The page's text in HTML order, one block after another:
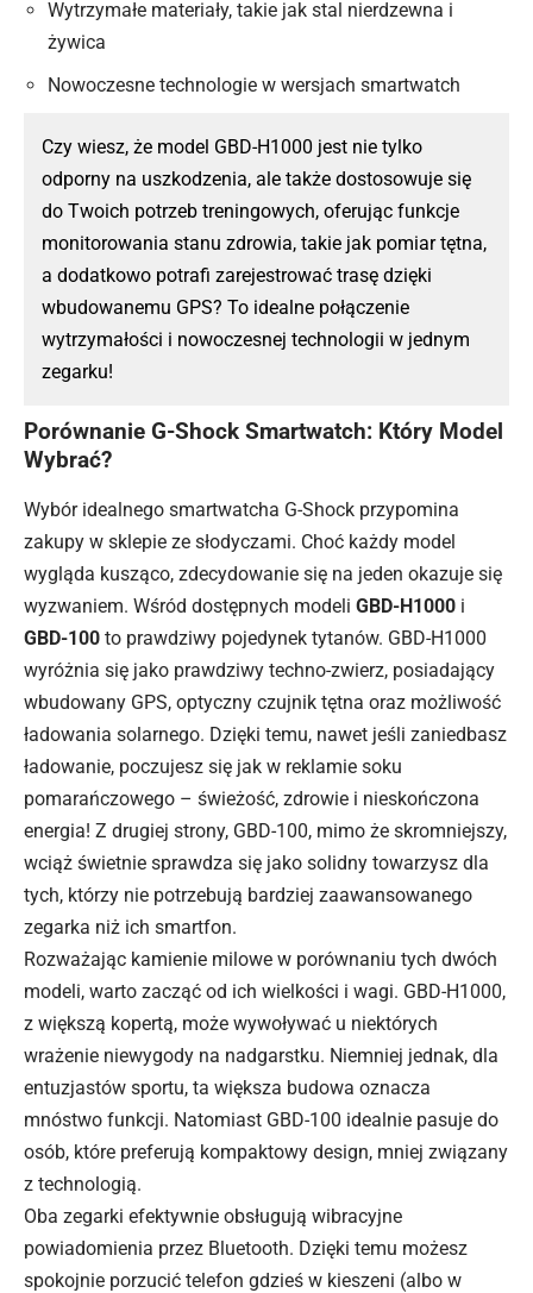
Wytrzymałe materiały, takie jak stal nierdzewna i
żywica
Nowoczesne technologie w wersjach smartwatch
Czy wiesz, że model GBD-H1000 jest nie tylko
odporny na uszkodzenia, ale także dostosowuje się
do Twoich potrzeb treningowych, oferując funkcje
monitorowania stanu zdrowia, takie jak pomiar tętna,
a dodatkowo potrafi zarejestrować trasę dzięki
wbudowanemu GPS? To idealne połączenie
wytrzymałości i nowoczesnej technologii w jednym
zegarku!
Porównanie G-Shock Smartwatch: Który Model
Wybrać?
Wybór idealnego smartwatcha G-Shock przypomina
zakupy w sklepie ze słodyczami. Choć każdy model
wygląda kusząco, zdecydowanie się na jeden okazuje się
wyzwaniem. Wśród dostępnych modeli GBD-H1000 i
GBD-100 to prawdziwy pojedynek tytanów. GBD-H1000
wyróżnia się jako prawdziwy techno-zwierz, posiadający
wbudowany GPS, optyczny czujnik tętna oraz możliwość
ładowania solarnego. Dzięki temu, nawet jeśli zaniedbasz
ładowanie, poczujesz się jak w reklamie soku
pomarańczowego – świeżość, zdrowie i nieskończona
energia! Z drugiej strony, GBD-100, mimo że skromniejszy,
wciąż świetnie sprawdza się jako solidny towarzysz dla
tych, którzy nie potrzebują bardziej zaawansowanego
zegarka niż ich smartfon.
Rozważając kamienie milowe w porównaniu tych dwóch
modeli, warto zacząć od ich wielkości i wagi. GBD-H1000,
z większą kopertą, może wywoływać u niektórych
wrażenie niewygody na nadgarstku. Niemniej jednak, dla
entuzjastów sportu, ta większa budowa oznacza
mnóstwo funkcji. Natomiast GBD-100 idealnie pasuje do
osób, które preferują kompaktowy design, mniej związany
z technologią.
Oba zegarki efektywnie obsługują wibracyjne
powiadomienia przez Bluetooth. Dzięki temu możesz
spokojnie porzucić telefon gdzieś w kieszeni (albo w